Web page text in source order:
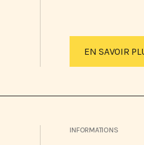
EN SAVOIR
INFORMATIONS